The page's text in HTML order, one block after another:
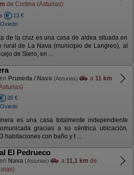
de Cortina (Asturias)
13 €
de la cruz es una casa de aldea situada en
rural de La Nava (municipio de Langreo), al
de Siero, en ...
Pruneda / Nava (Asturias) a 11 km
26 €
es una casa totalmente independiente
gracias a su céntrica ubicación.
habitaciones con baño y t ...
El Pedrueco
Nava (Asturias) a 11,1 km de